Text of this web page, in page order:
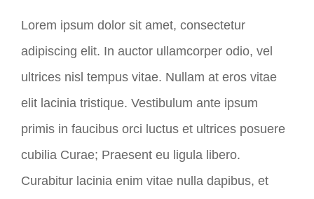
Lorem ipsum dolor sit amet, consectetur
adipiscing elit. In auctor ullamcorper odio, vel
ultrices nisl tempus vitae. Nullam at eros vitae
elit lacinia tristique. Vestibulum ante ipsum
primis in faucibus orci luctus et ultrices posuere
cubilia Curae; Praesent eu ligula libero.
Curabitur lacinia enim vitae nulla dapibus, et